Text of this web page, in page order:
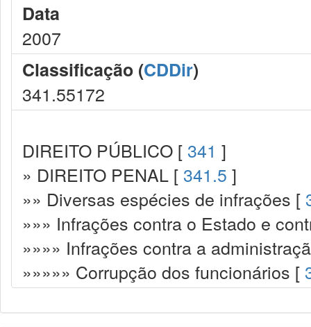
Data
2007
Classificação (CDDir)
341.55172
DIREITO PÚBLICO [ 341 ]
» DIREITO PENAL [ 341.5 ]
»» Diversas espécies de infrações [
»»» Infrações contra o Estado e
»»»» Infrações contra a
»»»»» Corrupção dos funcionários [